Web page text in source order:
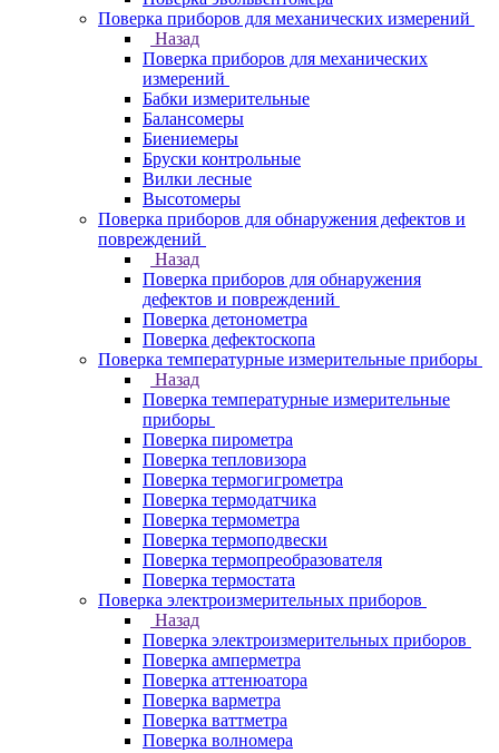
Поверка приборов для механических измерений
Назад
Поверка приборов для механических
измерений
Бабки измерительные
Балансомеры
Биениемеры
Бруски контрольные
Вилки лесные
Высотомеры
Поверка приборов для обнаружения дефектов и
повреждений
Назад
Поверка приборов для обнаружения
дефектов и повреждений
Поверка детонометра
Поверка дефектоскопа
Поверка температурные измерительные приборы
Назад
Поверка температурные измерительные
приборы
Поверка пирометра
Поверка тепловизора
Поверка термогигрометра
Поверка термодатчика
Поверка термометра
Поверка термоподвески
Поверка термопреобразователя
Поверка термостата
Поверка электроизмерительных приборов
Назад
Поверка электроизмерительных приборов
Поверка амперметра
Поверка аттенюатора
Поверка варметра
Поверка ваттметра
Поверка волномера